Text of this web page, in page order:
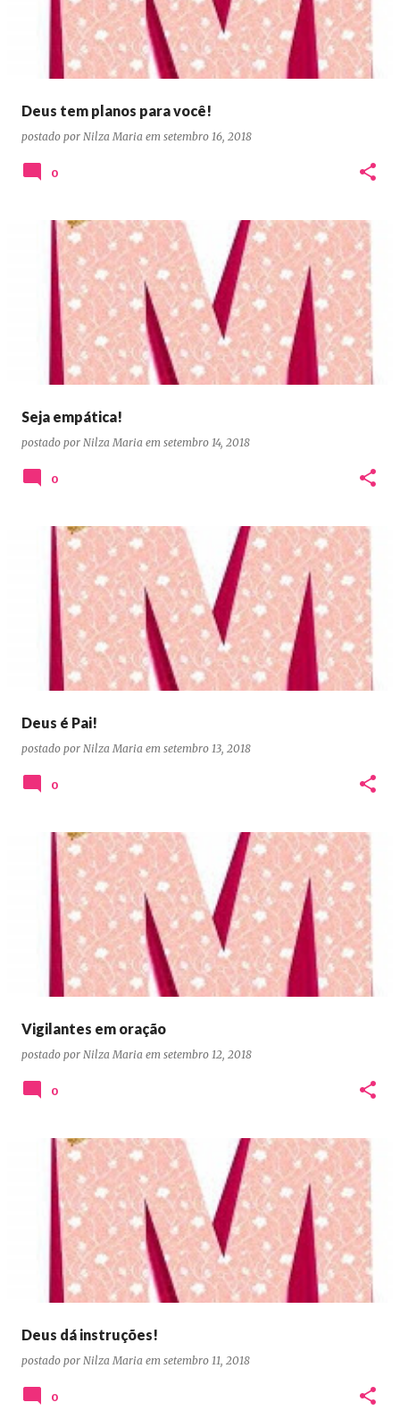
Deus tem planos para você!
postado por Nilza Maria em setembro 16, 2018
0
Seja empática!
postado por Nilza Maria em setembro 14, 2018
0
Deus é Pai!
postado por Nilza Maria em setembro 13, 2018
0
Vigilantes em oração
postado por Nilza Maria em setembro 12, 2018
0
Deus dá instruções!
postado por Nilza Maria em setembro 11, 2018
0